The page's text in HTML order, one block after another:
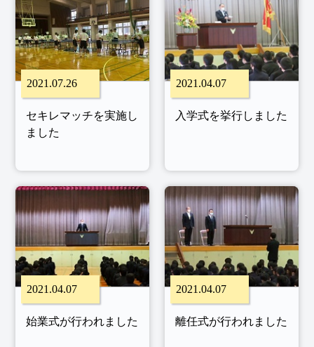
2021.07.26
セキレマッチを実施し
ました
2021.04.07
入学式を挙行しました
2021.04.07
始業式が行われました
2021.04.07
離任式が行われました